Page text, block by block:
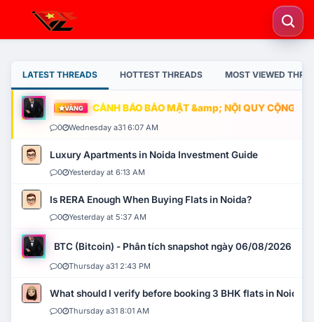
LATEST THREADS HOTTEST THREADS MOST VIEWED
VÀNG CẢNH BÁO BẢO MẬT &amp; NỘI QUY CỘNG
0 Wednesday a31 6:07 AM
Luxury Apartments in Noida Investment Guide
0 Yesterday at 6:13 AM
Is RERA Enough When Buying Flats in Noida?
0 Yesterday at 5:37 AM
BTC (Bitcoin) - Phân tích snapshot ngày 06/08/2026
0 Thursday a31 2:43 PM
What should I verify before booking 3 BHK flats in Noida?
0 Thursday a31 8:01 AM